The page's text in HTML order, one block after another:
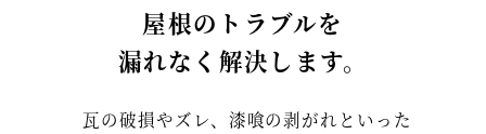
屋根のトラブルを
漏れなく解決します。
瓦の破損やズレ、漆喰の剥がれといった